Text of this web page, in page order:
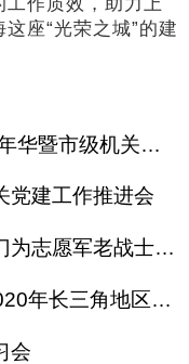
座“光荣之城”的建
永远跟党走·上海城市徒步嘉年华暨市级机关运动会开幕
党建工作推进会
市市级机关工作党委领导登门为志愿军老战士佩戴纪念章
育新机 开新局 谱新篇——2020年长三角地区机关党建工作研讨会在南京召开
会